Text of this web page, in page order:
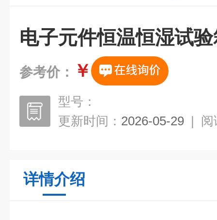
电子元件恒温恒湿试
参考价： ￥
型号：
更新时间： 2026-05-29 | 阅
详情介绍